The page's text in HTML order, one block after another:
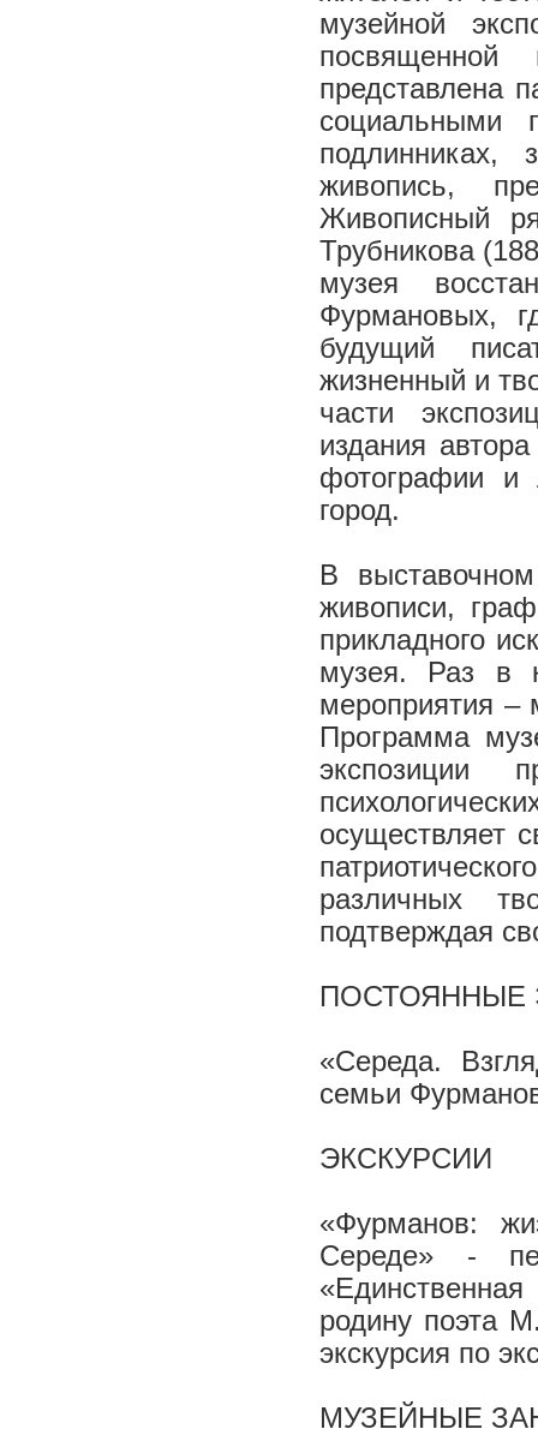
музейной
представлена
социальными
подлинниках,
живопись,
Живописный
Трубникова
музея
Фурмановых,
будущий
жизненный и
части
издания
фотографии и
город.
В
живописи,
прикладного
музея. Раз в
мероприятия –
Программа
экспозиции
осуществляет
различных
подтверждая
ПОСТОЯННЫЕ
«Середа.
семьи
ЭКСКУРСИИ
«Фурманов:
Середе» -
родину поэта
экскурсия по
МУЗЕЙНЫЕ